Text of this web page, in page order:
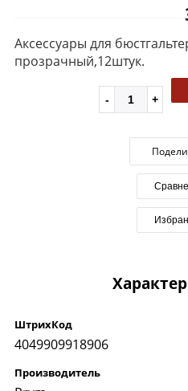
Аксессуары для
прозрачный,12штук.
ШтрихКод
4049909918906
Производитель